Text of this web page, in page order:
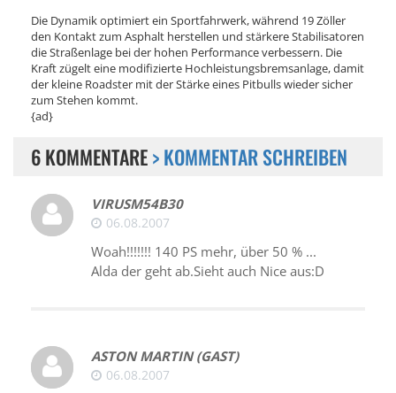
Die Dynamik optimiert ein Sportfahrwerk, während 19 Zöller
den Kontakt zum Asphalt herstellen und stärkere Stabilisatoren
die Straßenlage bei der hohen Performance verbessern. Die
Kraft zügelt eine modifizierte Hochleistungsbremsanlage, damit
der kleine Roadster mit der Stärke eines Pitbulls wieder sicher
zum Stehen kommt.
{ad}
6 KOMMENTARE> KOMMENTAR SCHREIBEN
VIRUSM54B30
06.08.2007
Woah!!!!!!! 140 PS mehr, über 50 % ...
Alda der geht ab.Sieht auch Nice aus:D
ASTON MARTIN (GAST)
06.08.2007